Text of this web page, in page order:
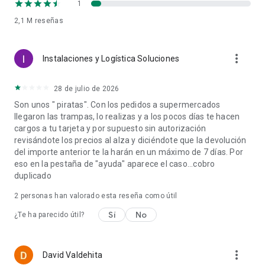
¿Has olvidado algo del supermercado? ¿Te han visitado unos
amigos y quieres pedir otra ronda de bebidas o aperitivos?
Ahora también puedes hacer un pedido al supermercado y
recibir la compra a domicilio. Elige lo que quieras de tu tienda
local o supermercado favoritos y Glovo te lo entregará en
cuestión de minutos. Aperitivos, bebidas, algo dulce, un
ingrediente que necesitas, la compra y mucho más.
Una aplicación para pedir cualquier cosa que necesites
27 000 tiendas con todo tipo de productos. Todas tus
compras en una sola aplicación: regalos sorpresa, una
compra de última hora o lo que necesites.
Elige un punto de recogida y uno de entrega, y un repartidor
se encargará del resto en cuestión de minutos.
2,1 M reseñas
1
Instalaciones y Logística Soluciones more_vert
28 de julio de 2026
Son unos " piratas". Con los pedidos a supermercados
llegaron las trampas, lo realizas y a los pocos días te hacen
cargos a tu tarjeta y por supuesto sin autorización
revisándote los precios al alza y diciéndote que la devolución
del importe anterior te la harán en un máximo de 7 días. Por
eso en la pestaña de "ayuda" aparece el caso...cobro
duplicado
2 personas han valorado esta reseña como útil
¿Te ha parecido útil? Sí No
David Valdehita more_vert